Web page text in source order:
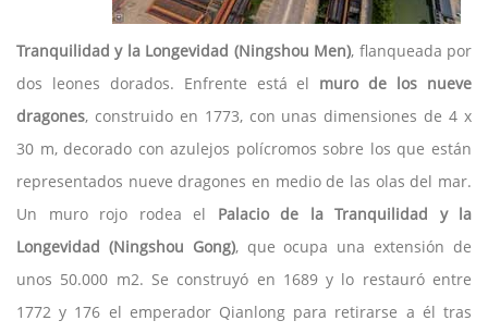
Tranquilidad y la Longevidad (Ningshou Men), flanqueada por
dos leones dorados. Enfrente está el muro de los nueve
dragones, construido en 1773, con unas dimensiones de 4 x
30 m, decorado con azulejos polícromos sobre los que están
representados nueve dragones en medio de las olas del mar.
Un muro rojo rodea el Palacio de la Tranquilidad y la
Longevidad (Ningshou Gong), que ocupa una extensión de
unos 50.000 m2. Se construyó en 1689 y lo restauró entre
1772 y 176 el emperador Qianlong para retirarse a él tras